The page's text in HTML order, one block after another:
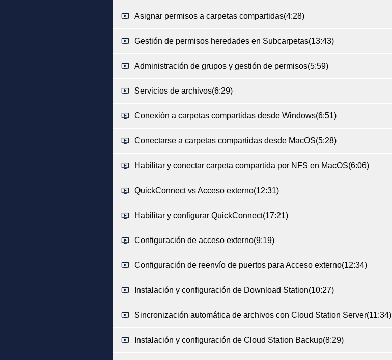
Asignar permisos a carpetas compartidas(4:28)
Gestión de permisos heredades en Subcarpetas(13:43)
Administración de grupos y gestión de permisos(5:59)
Servicios de archivos(6:29)
Conexión a carpetas compartidas desde Windows(6:51)
Conectarse a carpetas compartidas desde MacOS(5:28)
Habilitar y conectar carpeta compartida por NFS en MacOS(6:06)
QuickConnect vs Acceso externo(12:31)
Habilitar y configurar QuickConnect(17:21)
Configuración de acceso externo(9:19)
Configuración de reenvío de puertos para Acceso externo(12:34)
Instalación y configuración de Download Station(10:27)
Sincronización automática de archivos con Cloud Station Server(11:34)
Instalación y configuración de Cloud Station Backup(8:29)